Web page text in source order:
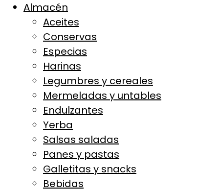
Almacén
Aceites
Conservas
Especias
Harinas
Legumbres y cereales
Mermeladas y untables
Endulzantes
Yerba
Salsas saladas
Panes y pastas
Galletitas y snacks
Bebidas